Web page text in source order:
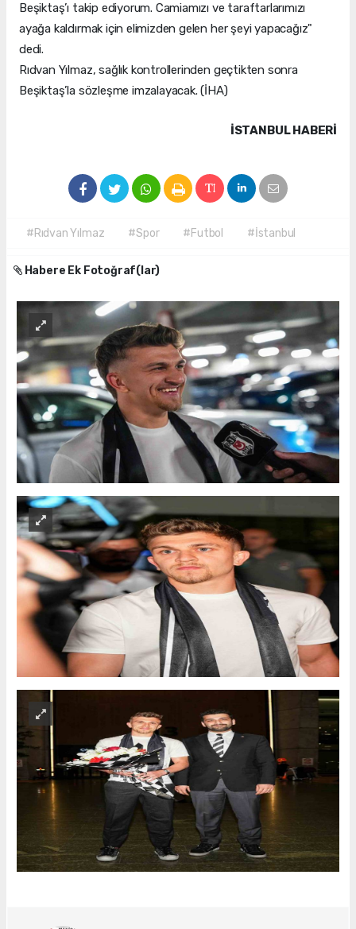
Beşiktaş’ı takip ediyorum. Camiamızı ve taraftarlarımızı
ayağa kaldırmak için elimizden gelen her şeyi yapacağız"
dedi.
Rıdvan Yılmaz, sağlık kontrollerinden geçtikten sonra
Beşiktaş’la sözleşme imzalayacak. (İHA)
İSTANBUL HABERİ
#Rıdvan Yılmaz #Spor #Futbol #İstanbul
Habere Ek Fotoğraf(lar)